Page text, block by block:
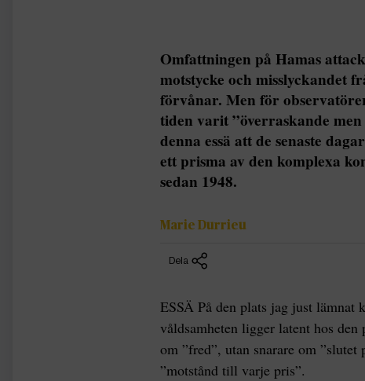
Omfattningen på Hamas
motstycke och misslyckandet
förvånar. Men för
tiden varit ”överraskande
denna essä att de senaste
ett prisma av den komplexa
sedan 1948.
Marie Durrieu
Dela
ESSÄ På den plats jag just lämnat
våldsamheten ligger latent hos
om ”fred”, utan snarare om
”motstånd till varje pris”.